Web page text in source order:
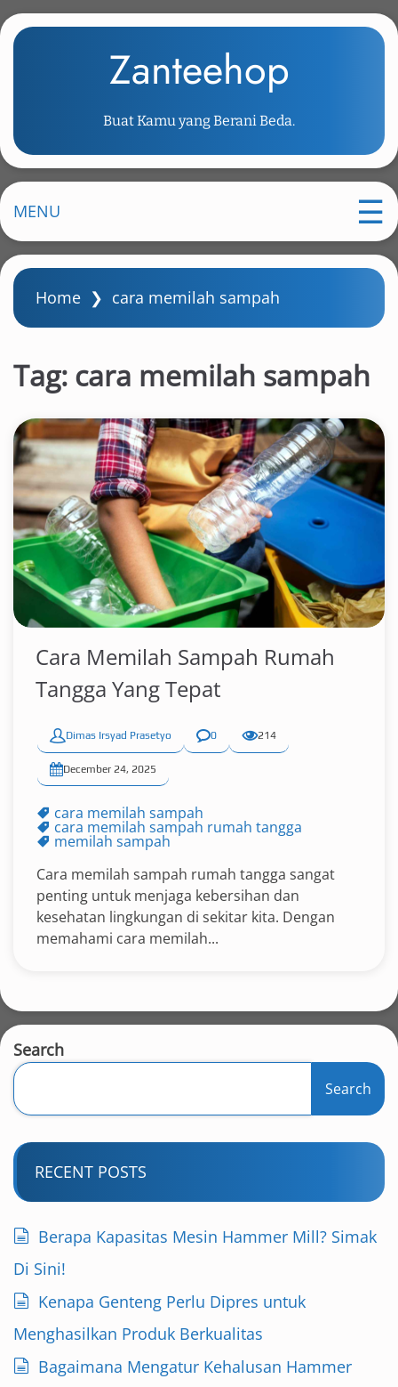
k
m
i
n
o
Zanteehop
Buat Kamu yang Berani Beda.
MENU
Home ❯ cara memilah sampah
Tag: cara memilah sampah
Cara Memilah Sampah Rumah
Tangga Yang Tepat
Dimas Irsyad Prasetyo 0 214
December 24, 2025
cara memilah sampah
cara memilah sampah rumah tangga
memilah sampah
Cara memilah sampah rumah tangga sangat
penting untuk menjaga kebersihan dan
kesehatan lingkungan di sekitar kita. Dengan
memahami cara memilah...
Search
Search
RECENT POSTS
Berapa Kapasitas Mesin Hammer Mill? Simak
Di Sini!
Kenapa Genteng Perlu Dipres untuk
Menghasilkan Produk Berkualitas
Bagaimana Mengatur Kehalusan Hammer